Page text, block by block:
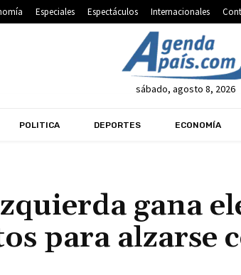
Especiales Espectáculos Internacionales
sábado, agosto 8, 2026
POLITICA DEPORTES ECONOMÍA
gana
para alzarse